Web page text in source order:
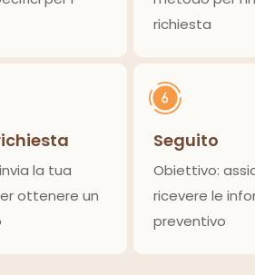
richiesta
la tua
ottenere un
Seguito
Obiettivo:
ricevere le
preventivo